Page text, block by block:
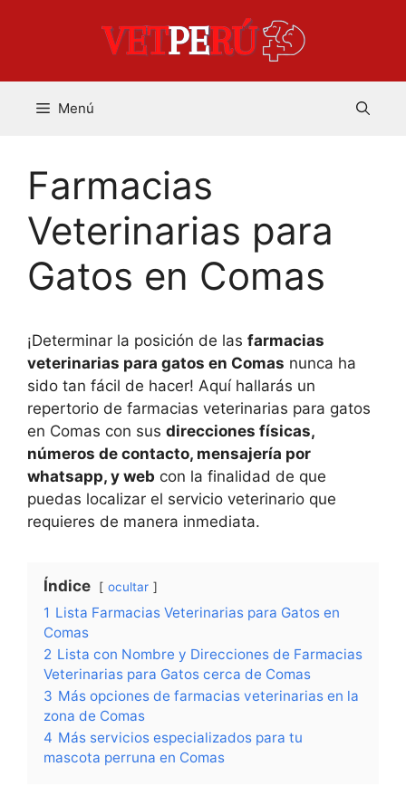
Menú
Farmacias
Veterinarias para
Gatos en Comas
¡Determinar la posición de las farmacias
veterinarias para gatos en Comas nunca ha
sido tan fácil de hacer! Aquí hallarás un
repertorio de farmacias veterinarias para gatos
en Comas con sus direcciones físicas,
números de contacto, mensajería por
whatsapp, y web con la finalidad de que
puedas localizar el servicio veterinario que
requieres de manera inmediata.
Índice ocultar
1 Lista Farmacias Veterinarias para Gatos en
Comas
2 Lista con Nombre y Direcciones de Farmacias
Veterinarias para Gatos cerca de Comas
3 Más opciones de farmacias veterinarias en la
zona de Comas
4 Más servicios especializados para tu
mascota perruna en Comas